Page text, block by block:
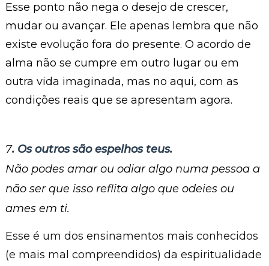
Esse ponto não nega o desejo de crescer,
mudar ou avançar. Ele apenas lembra que não
existe evolução fora do presente. O acordo de
alma não se cumpre em outro lugar ou em
outra vida imaginada, mas no aqui, com as
condições reais que se apresentam agora.
7. Os outros são espelhos teus.
Não podes amar ou odiar algo numa pessoa a
não ser que isso reflita algo que odeies ou
ames em ti.
Esse é um dos ensinamentos mais conhecidos
(e mais mal compreendidos) da espiritualidade